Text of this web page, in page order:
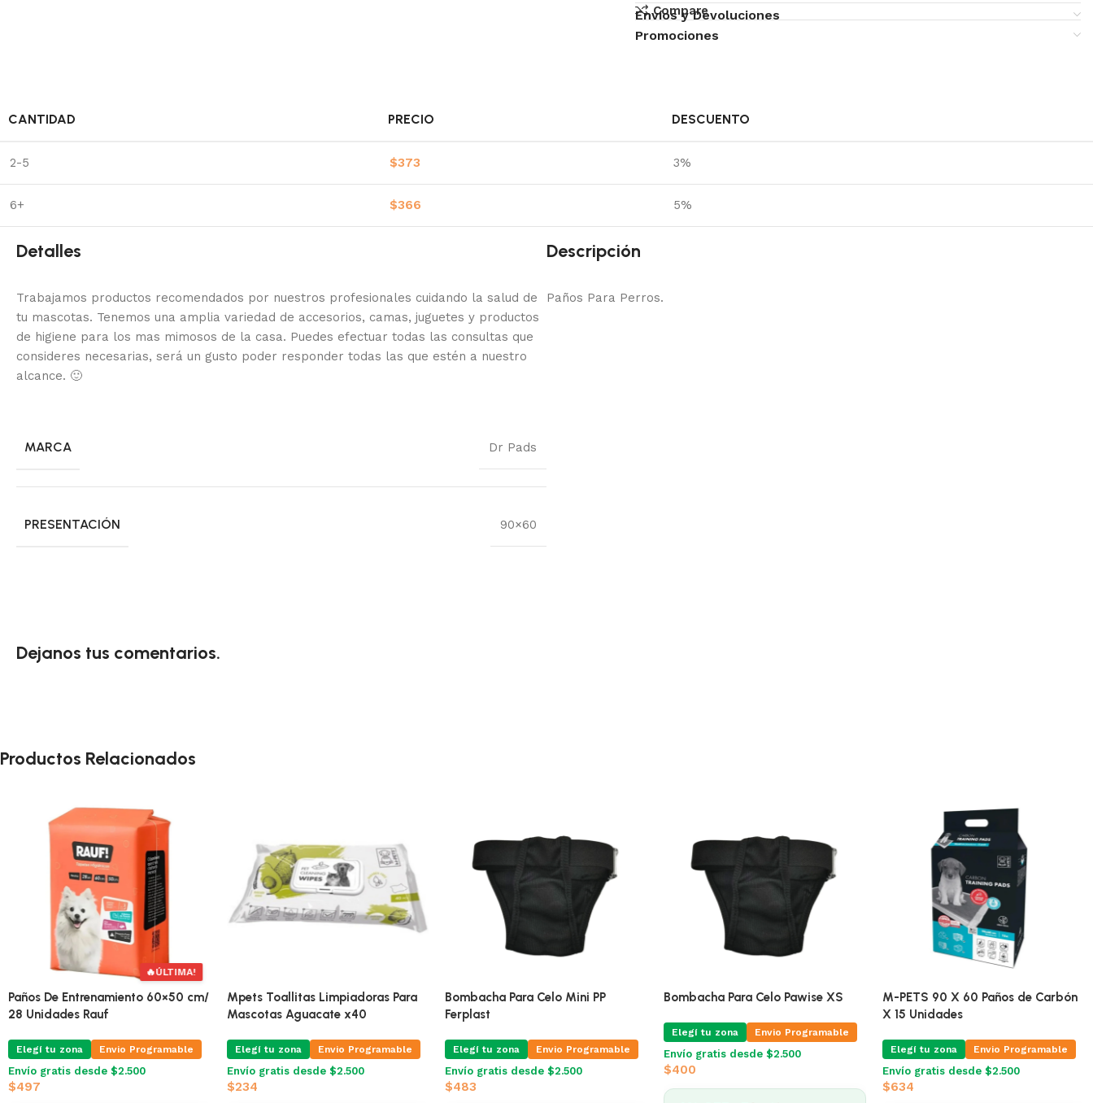
Compare
Envíos y Devoluciones
Promociones
CANTIDAD PRECIO DESCUENTO
2-5 $373 3%
6+ $366 5%
Detalles
Trabajamos productos recomendados por nuestros profesionales cuidando la salud de
tu mascotas. Tenemos una amplia variedad de accesorios, camas, juguetes y productos
de higiene para los mas mimosos de la casa. Puedes efectuar todas las consultas que
consideres necesarias, será un gusto poder responder todas las que estén a nuestro
alcance. 🙂
MARCA Dr Pads
PRESENTACIÓN 90×60
Descripción
Paños Para Perros.
Dejanos tus comentarios.
Productos Relacionados
🔥ÚLTIMA!
Paños De Entrenamiento 60×50 cm/
28 Unidades Rauf
Elegí tu zona Envio Programable
Envío gratis desde $2.500
$497
Mpets Toallitas Limpiadoras Para
Mascotas Aguacate x40
Elegí tu zona Envio Programable
Envío gratis desde $2.500
$234
Bombacha Para Celo Mini PP
Ferplast
Elegí tu zona Envio Programable
Envío gratis desde $2.500
$483
Bombacha Para Celo Pawise XS
Elegí tu zona Envio Programable
Envío gratis desde $2.500
$400
M-PETS 90 X 60 Paños de Carbón
X 15 Unidades
Elegí tu zona Envio Programable
Envío gratis desde $2.500
$634